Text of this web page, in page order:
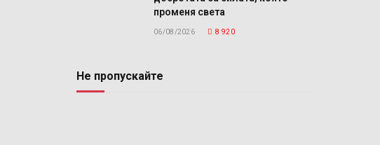
променя света
06/08/2026 8 920
Не пропускайте